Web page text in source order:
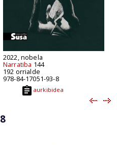
2022, nobela
Narratiba 144
192 orrialde
978-84-17051-93-8
aurkibidea
8